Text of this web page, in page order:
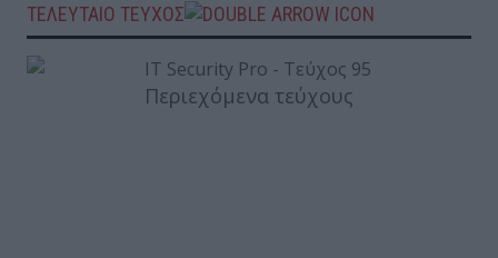
ΤΕΛΕΥΤΑΙΟ ΤΕΥΧΟΣ
Περιεχόμενα τεύχους